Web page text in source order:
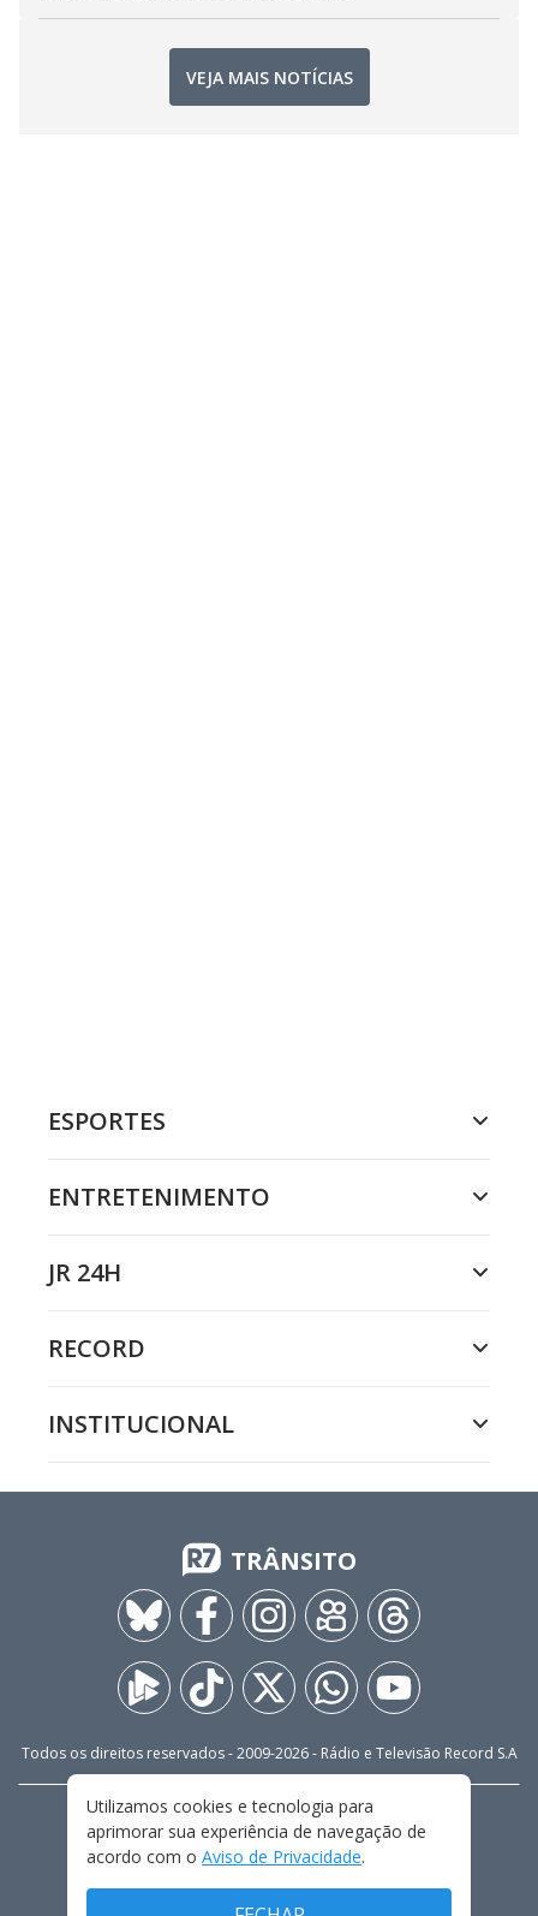
VEJA MAIS NOTÍCIAS
ESPORTES
ENTRETENIMENTO
JR 24H
RECORD
INSTITUCIONAL
TRÂNSITO
Todos os direitos reservados - 2009-2026- Rádio e Televisão Record S.A
FALE CONOSCO
PRIVACIDADE
TERMOS E CONDIÇÕES DE USO
Utilizamos cookies e tecnologia para
aprimorar sua experiência de navegação de
acordo com o Aviso de Privacidade.